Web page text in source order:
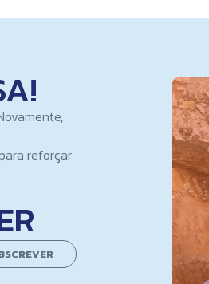
reforçar